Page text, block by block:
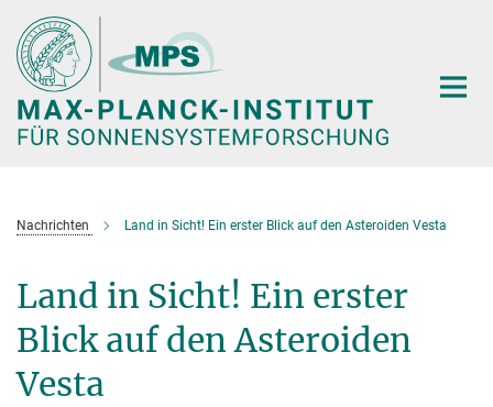
Hauptinhalt
Nachrichten Land in Sicht! Ein erster Blick auf den Asteroiden Vesta
Land in Sicht! Ein erster
Blick auf den Asteroiden
Vesta